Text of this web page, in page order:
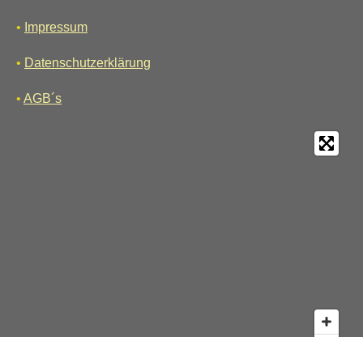
• Impressum
• Datenschutzerklärung
• AGB´s